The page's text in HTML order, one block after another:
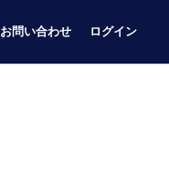
お問い合わせ ログイン